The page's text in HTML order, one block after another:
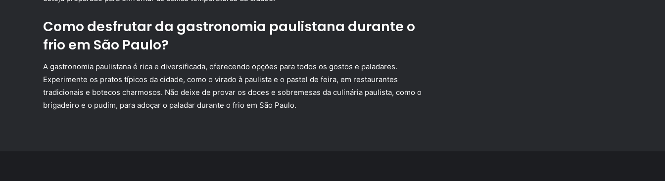
Como desfrutar da gastronomia paulistana durante o
frio em São Paulo?
A gastronomia paulistana é rica e diversificada, oferecendo opções para todos os gostos e paladares.
Experimente os pratos típicos da cidade, como o virado à paulista e o pastel de feira, em restaurantes
tradicionais e botecos charmosos. Não deixe de provar os doces e sobremesas da culinária paulista, como o
brigadeiro e o pudim, para adoçar o paladar durante o frio em São Paulo.